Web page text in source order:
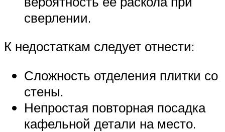
сверлении.
К недостаткам следует отнести:
Сложность отделения плитки со
стены.
Непростая повторная посадка
кафельной детали на место.